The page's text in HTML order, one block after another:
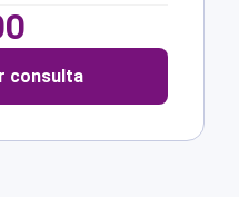
consulta